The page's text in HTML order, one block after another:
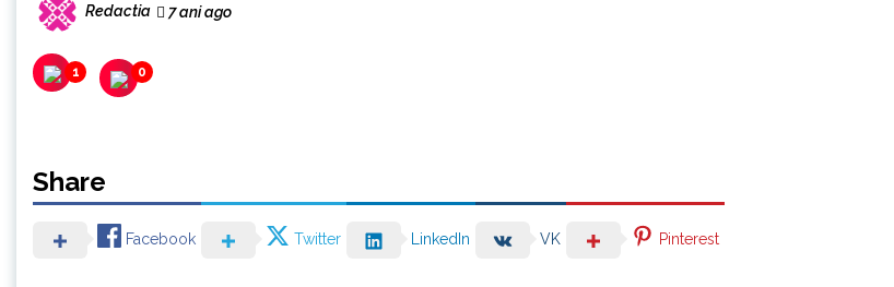
Redactia 7 ani ago
1 0
Share
Facebook Twitter LinkedIn VK Pinterest